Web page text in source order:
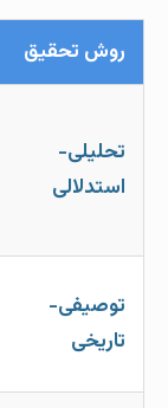
روش تحقیق
تحلیلی-
استدلالی
توصیفی-
تاریخی